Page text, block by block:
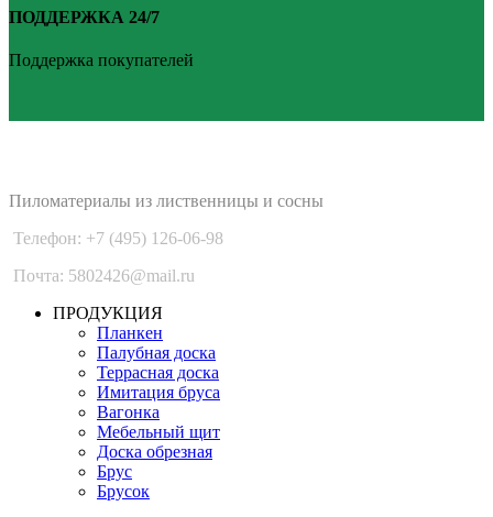
ПОДДЕРЖКА 24/7
Поддержка покупателей
Пиломатериалы из лиственницы и сосны
Телефон: +7 (495) 126-06-98
Почта: 5802426@mail.ru
ПРОДУКЦИЯ
Планкен
Палубная доска
Террасная доска
Имитация бруса
Вагонка
Мебельный щит
Доска обрезная
Брус
Брусок